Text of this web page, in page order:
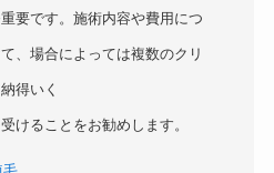
要です。施術内容や費用につ
、場合によっては複数のクリ
得いく
けることをお勧めします。